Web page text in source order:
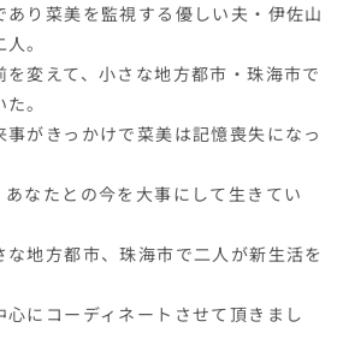
り菜美を監視する優しい夫・伊佐山
。
変えて、小さな地方都市・珠海市で
。
がきっかけで菜美は記憶喪失になっ
あなたとの今を大事にして生きてい
地方都市、珠海市で二人が新生活を
心にコーディネートさせて頂きまし